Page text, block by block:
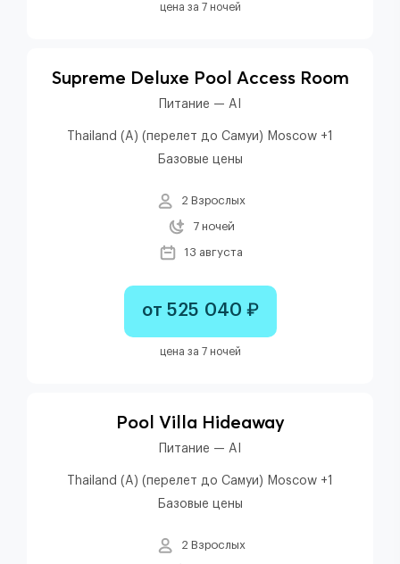
цена за 7 ночей
Supreme Deluxe Pool Access Room
Питание — AI
Thailand (A) (перелет до Самуи) Moscow +1
Базовые цены
2 Взрослых
7 ночей
13 августа
от 525 040 ₽
цена за 7 ночей
Pool Villa Hideaway
Питание — AI
Thailand (A) (перелет до Самуи) Moscow +1
Базовые цены
2 Взрослых